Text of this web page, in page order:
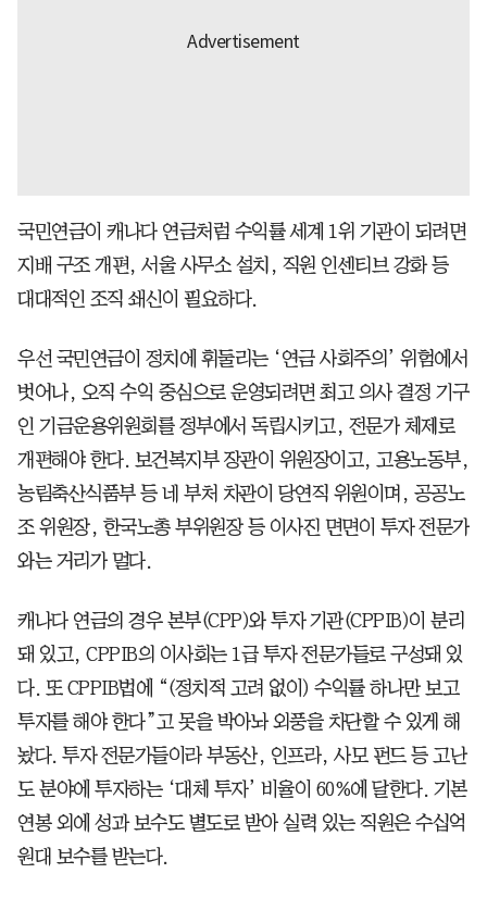
국민연금이 캐나다 연금처럼 수익률 세계 1위 기관이 되려면
지배 구조 개편, 서울 사무소 설치, 직원 인센티브 강화 등
대대적인 조직 쇄신이 필요하다.
우선 국민연금이 정치에 휘둘리는 ‘연금 사회주의’ 위험에서
벗어나, 오직 수익 중심으로 운영되려면 최고 의사 결정 기구
인 기금운용위원회를 정부에서 독립시키고, 전문가 체제로
개편해야 한다. 보건복지부 장관이 위원장이고, 고용노동부,
농림축산식품부 등 네 부처 차관이 당연직 위원이며, 공공노
조 위원장, 한국노총 부위원장 등 이사진 면면이 투자 전문가
와는 거리가 멀다.
캐나다 연금의 경우 본부(CPP)와 투자 기관(CPPIB)이 분리
돼 있고, CPPIB의 이사회는 1급 투자 전문가들로 구성돼 있
다. 또 CPPIB법에 “(정치적 고려 없이) 수익률 하나만 보고
투자를 해야 한다”고 못을 박아놔 외풍을 차단할 수 있게 해
놨다. 투자 전문가들이라 부동산, 인프라, 사모 펀드 등 고난
도 분야에 투자하는 ‘대체 투자’ 비율이 60%에 달한다. 기본
연봉 외에 성과 보수도 별도로 받아 실력 있는 직원은 수십억
원대 보수를 받는다.